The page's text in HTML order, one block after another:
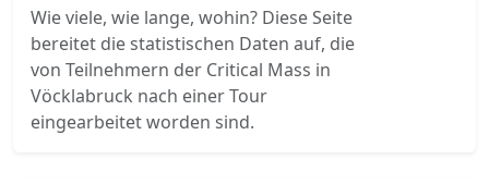
Wie viele, wie lange, wohin? Diese Seite
bereitet die statistischen Daten auf, die
von Teilnehmern der Critical Mass in
Vöcklabruck nach einer Tour
eingearbeitet worden sind.